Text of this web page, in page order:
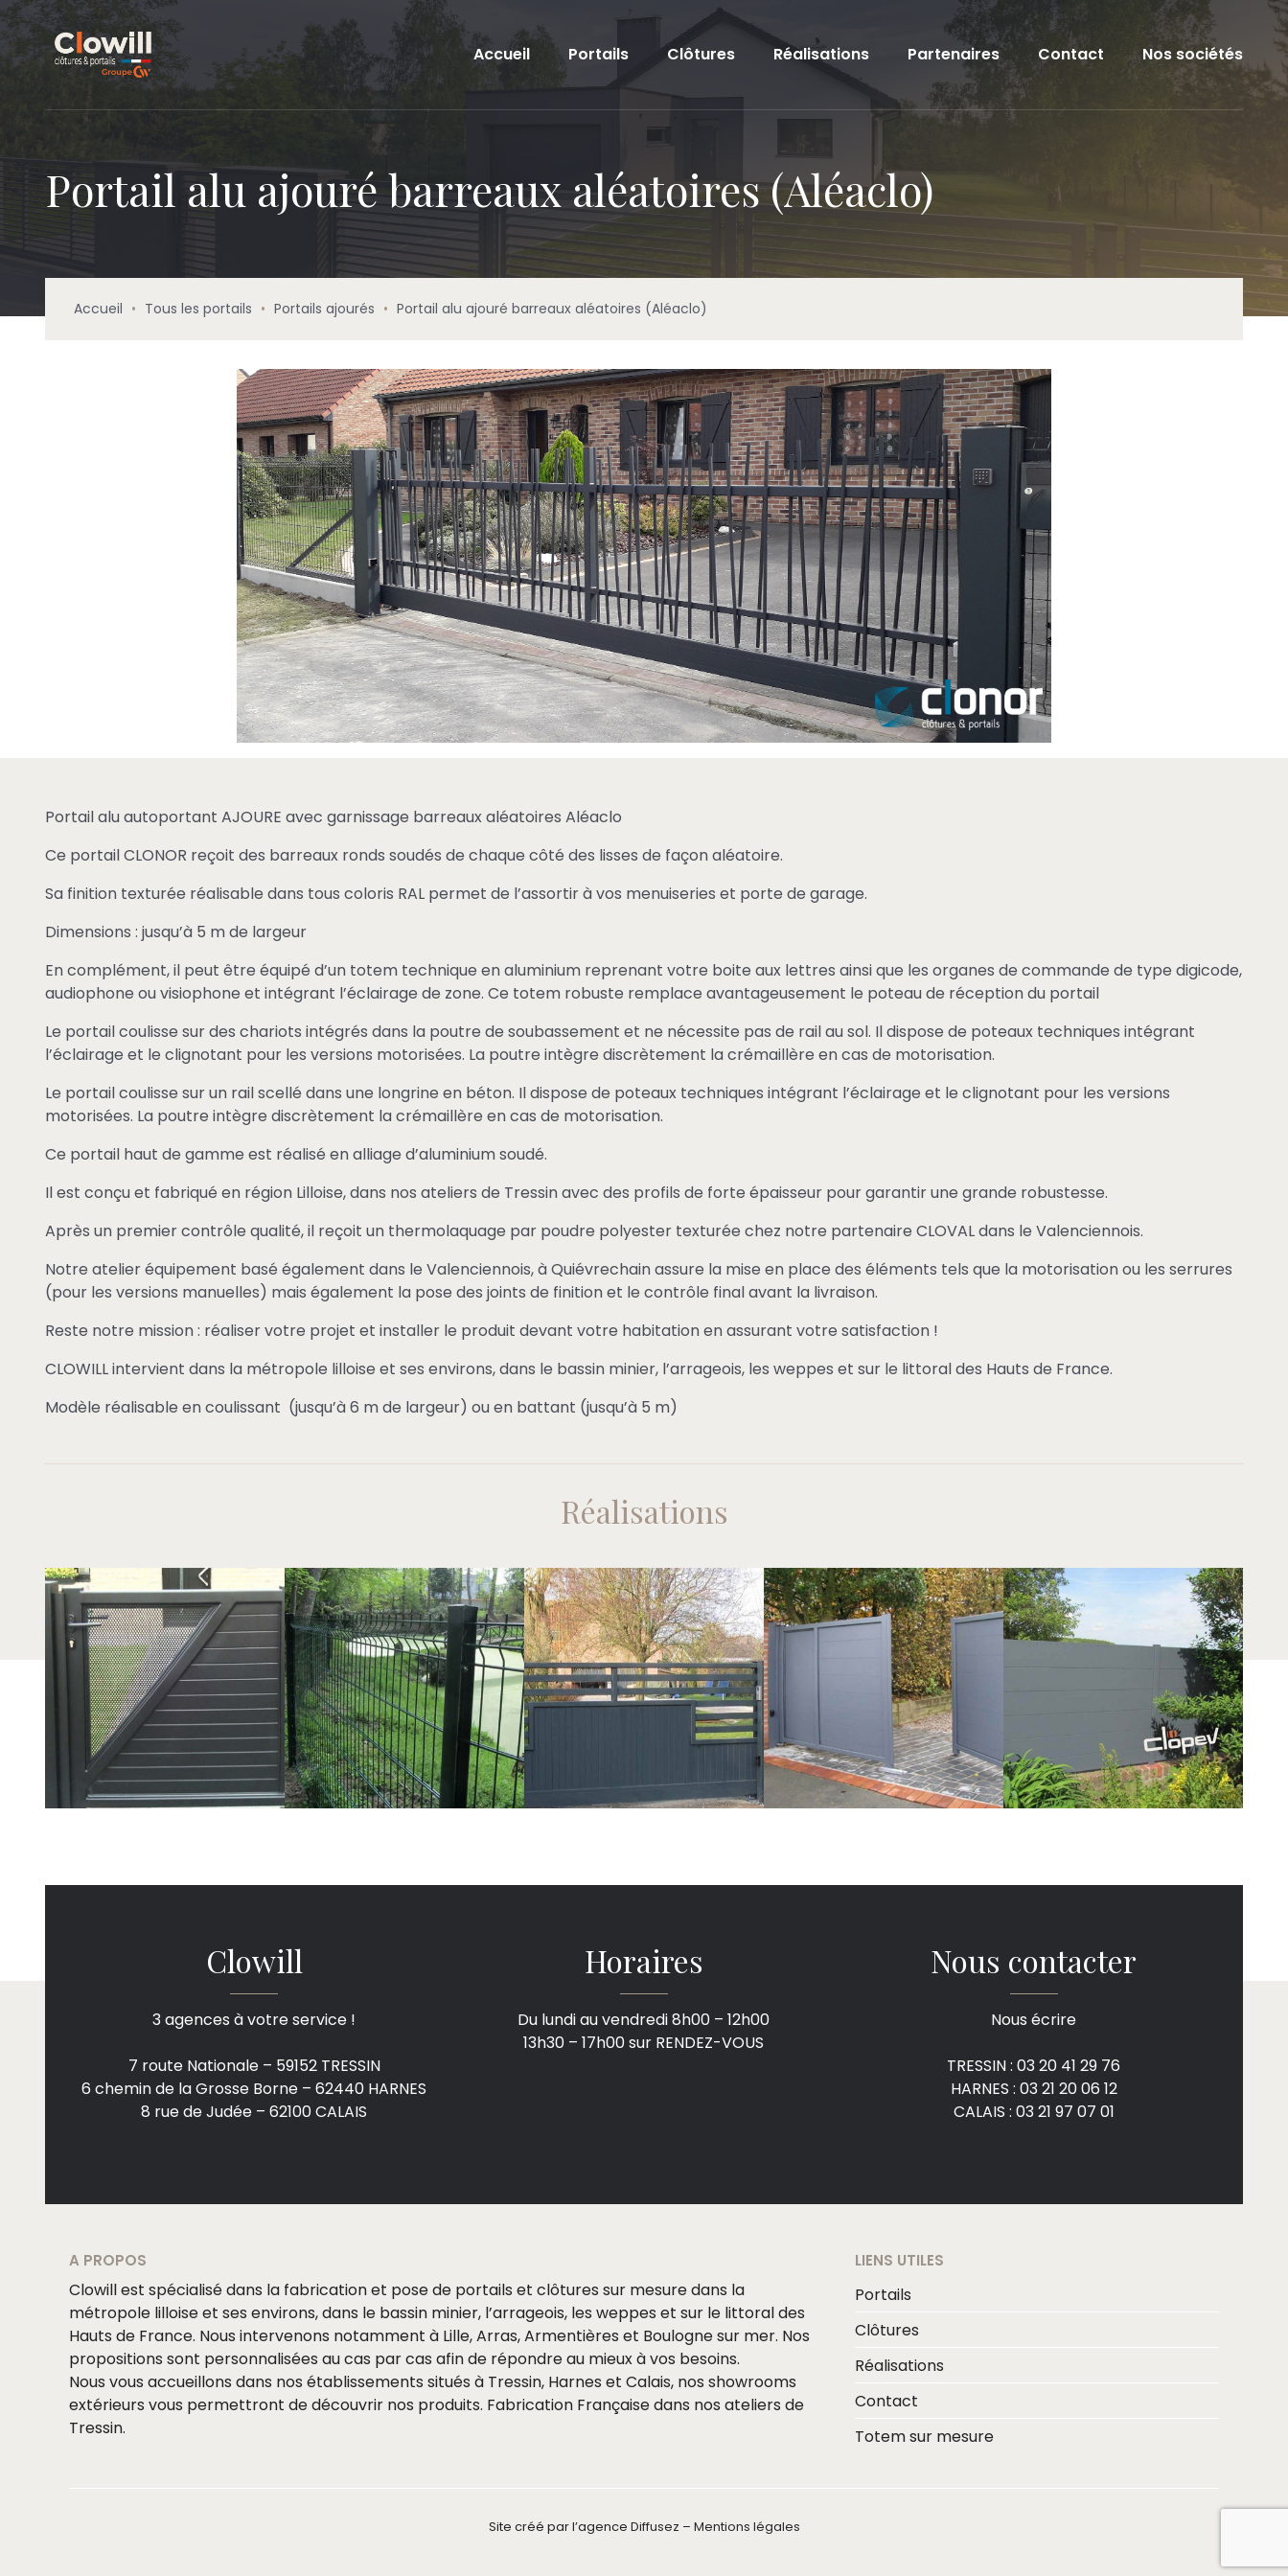
Accueil Portails Clôtures Réalisations Partenaires Contact Nos sociétés
Portail alu ajouré barreaux aléatoires (Aléaclo)
Accueil • Tous les portails • Portails ajourés • Portail alu ajouré barreaux aléatoires (Aléaclo)
Portail alu autoportant AJOURE avec garnissage barreaux aléatoires Aléaclo
Ce portail CLONOR reçoit des barreaux ronds soudés de chaque côté des lisses de façon aléatoire.
Sa finition texturée réalisable dans tous coloris RAL permet de l’assortir à vos menuiseries et porte de garage.
Dimensions : jusqu’à 5 m de largeur
En complément, il peut être équipé d’un totem technique en aluminium reprenant votre boite aux lettres ainsi que les organes de commande de type digicode,
audiophone ou visiophone et intégrant l’éclairage de zone. Ce totem robuste remplace avantageusement le poteau de réception du portail
Le portail coulisse sur des chariots intégrés dans la poutre de soubassement et ne nécessite pas de rail au sol. Il dispose de poteaux techniques intégrant
l’éclairage et le clignotant pour les versions motorisées. La poutre intègre discrètement la crémaillère en cas de motorisation.
Le portail coulisse sur un rail scellé dans une longrine en béton. Il dispose de poteaux techniques intégrant l’éclairage et le clignotant pour les versions
motorisées. La poutre intègre discrètement la crémaillère en cas de motorisation.
Ce portail haut de gamme est réalisé en alliage d’aluminium soudé.
Il est conçu et fabriqué en région Lilloise, dans nos ateliers de Tressin avec des profils de forte épaisseur pour garantir une grande robustesse.
Après un premier contrôle qualité, il reçoit un thermolaquage par poudre polyester texturée chez notre partenaire CLOVAL dans le Valenciennois.
Notre atelier équipement basé également dans le Valenciennois, à Quiévrechain assure la mise en place des éléments tels que la motorisation ou les serrures
(pour les versions manuelles) mais également la pose des joints de finition et le contrôle final avant la livraison.
Reste notre mission : réaliser votre projet et installer le produit devant votre habitation en assurant votre satisfaction !
CLOWILL intervient dans la métropole lilloise et ses environs, dans le bassin minier, l’arrageois, les weppes et sur le littoral des Hauts de France.
Modèle réalisable en coulissant (jusqu’à 6 m de largeur) ou en battant (jusqu’à 5 m)
Réalisations
Clowill
3 agences à votre service !
7 route Nationale – 59152 TRESSIN
6 chemin de la Grosse Borne – 62440 HARNES
8 rue de Judée – 62100 CALAIS
Horaires
Du lundi au vendredi 8h00 – 12h00
13h30 – 17h00 sur RENDEZ-VOUS
Nous contacter
Nous écrire
TRESSIN : 03 20 41 29 76
HARNES : 03 21 20 06 12
CALAIS : 03 21 97 07 01
A PROPOS
Clowill est spécialisé dans la fabrication et pose de portails et clôtures sur mesure dans la
métropole lilloise et ses environs, dans le bassin minier, l’arrageois, les weppes et sur le littoral des
Hauts de France. Nous intervenons notamment à Lille, Arras, Armentières et Boulogne sur mer. Nos
propositions sont personnalisées au cas par cas afin de répondre au mieux à vos besoins.
Nous vous accueillons dans nos établissements situés à Tressin, Harnes et Calais, nos showrooms
extérieurs vous permettront de découvrir nos produits. Fabrication Française dans nos ateliers de
Tressin.
LIENS UTILES
Portails
Clôtures
Réalisations
Contact
Totem sur mesure
Site créé par l’agence Diffusez – Mentions légales